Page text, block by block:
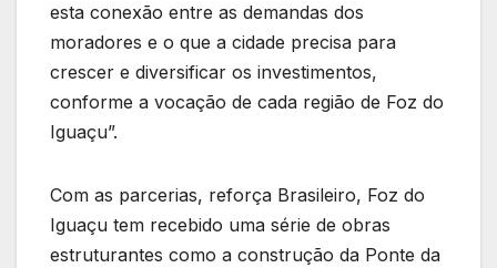
esta conexão entre as demandas dos
moradores e o que a cidade precisa para
crescer e diversificar os investimentos,
conforme a vocação de cada região de Foz do
Iguaçu”.
Com as parcerias, reforça Brasileiro, Foz do
Iguaçu tem recebido uma série de obras
estruturantes como a construção da Ponte da